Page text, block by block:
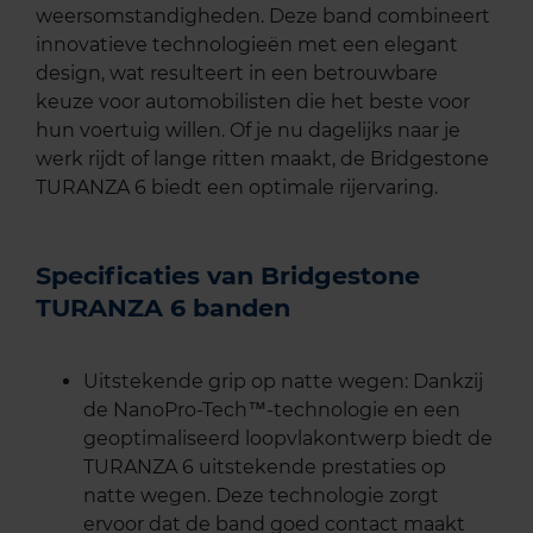
weersomstandigheden. Deze band combineert
innovatieve technologieën met een elegant
design, wat resulteert in een betrouwbare
keuze voor automobilisten die het beste voor
hun voertuig willen. Of je nu dagelijks naar je
werk rijdt of lange ritten maakt, de Bridgestone
TURANZA 6 biedt een optimale rijervaring.
Specificaties van Bridgestone
TURANZA 6 banden
Uitstekende grip op natte wegen: Dankzij
de NanoPro-Tech™-technologie en een
geoptimaliseerd loopvlakontwerp biedt de
TURANZA 6 uitstekende prestaties op
natte wegen. Deze technologie zorgt
ervoor dat de band goed contact maakt